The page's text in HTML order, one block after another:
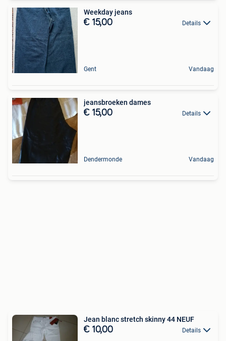
Weekday jeans
€ 15,00 Details
Gent Vandaag
jeansbroeken dames
€ 15,00 Details
Dendermonde Vandaag
Jean blanc stretch skinny 44 NEUF
€ 10,00 Details